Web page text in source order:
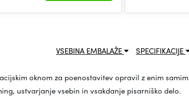
SPECIFIKACIJE
VSEBINA EMBALAŽE
oknom za poenostavitev opravil z enim samim
ustvarjanje vsebin in vsakdanje pisarniško delo.